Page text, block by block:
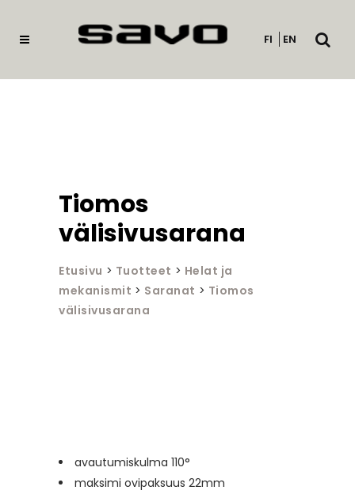
FI EN
Avaa
Tiomos
välisivusarana
Etusivu > Tuotteet > Helat ja
mekanismit > Saranat > Tiomos
välisivusarana
avautumiskulma 110°
maksimi ovipaksuus 22mm